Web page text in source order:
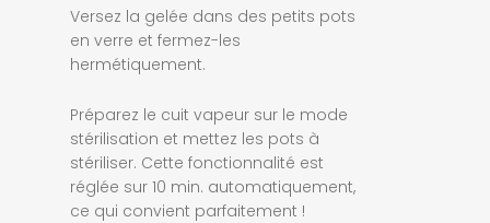
Versez la gelée dans des petits pots
en verre et fermez-les
hermétiquement.
Préparez le cuit vapeur sur le mode
stérilisation et mettez les pots à
stériliser. Cette fonctionnalité est
réglée sur 10 min. automatiquement,
ce qui convient parfaitement !